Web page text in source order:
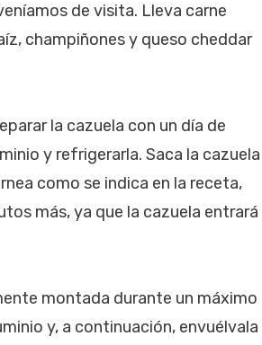
de visita. Lleva carne
champiñones y queso cheddar
la cazuela con un día de
y refrigerarla. Saca la cazuela
como se indica en la receta,
más, ya que la cazuela entrará
montada durante un máximo
y, a continuación, envuélvala